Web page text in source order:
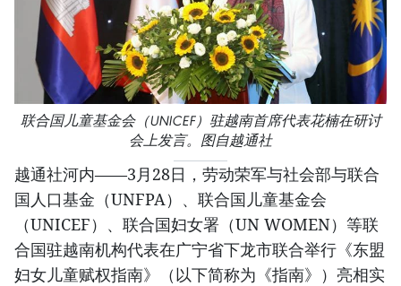
联合国儿童基金会（UNICEF）驻越南首席代表花楠在研讨
会上发言。图自越通社
越通社河内——3月28日，劳动荣军与社会部与联合
国人口基金（UNFPA）、联合国儿童基金会
（UNICEF）、联合国妇女署（UN WOMEN）等联
合国驻越南机构代表在广宁省下龙市联合举行《东盟
妇女儿童赋权指南》（以下简称为《指南》）亮相实